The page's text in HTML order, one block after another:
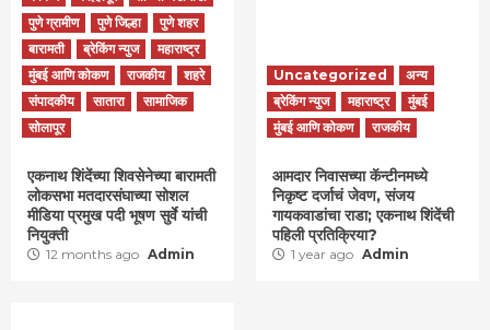
पुणे ग्रामीण
पुणे जिल्हा
पुणे शहर
बारामती
ब्रेकिंग न्युज
महाराष्ट्र
मुंबई आणि कोकण
राजकीय
शहरे
संपादकीय
सातारा
सामाजिक
सोलापूर
एकनाथ शिंदेंच्या शिवसेनेच्या बारामती
लोकसभा मतदारसंघाच्या सोशल
मीडिया प्रमुख पदी भूषण सुर्वे यांची
नियुक्ती
12 months ago Admin
Uncategorized
अन्य
ब्रेकिंग न्युज
महाराष्ट्र
मुंबई
मुंबई आणि कोकण
राजकीय
आमदार निवासच्या कॅन्टीनमध्ये
निकृष्ट दर्जाचं जेवण, संजय
गायकवाडांचा राडा; एकनाथ शिंदेंची
पहिली प्रतिक्रिया?
1 year ago Admin